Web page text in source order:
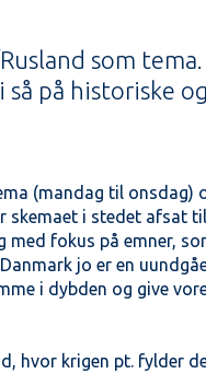
som
på historiske
(mandag til
skemaet i stedet afsat
fokus på emner,
jo er en
i dybden og give
hvor krigen pt. fylder